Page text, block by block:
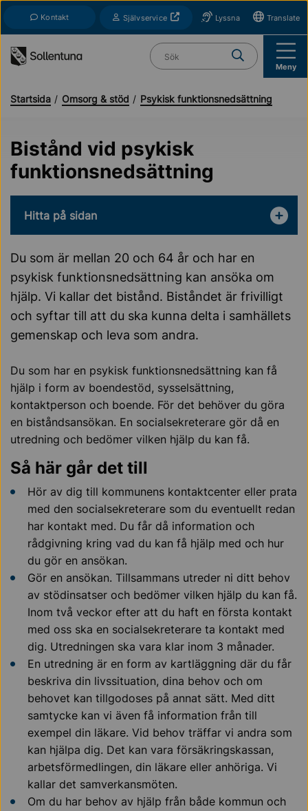
Kontakt SjälvserviceÖppnas i nytt fönsterLyssna Translate
Vad söker du?
Meny
Startsida Omsorg & stöd Psykisk funktionsnedsättning
Bistånd vid psykisk
funktionsnedsättning
Hitta på sidan
Du som är mellan 20 och 64 år och har en
psykisk funktionsnedsättning kan ansöka om
hjälp. Vi kallar det bistånd. Biståndet är frivilligt
och syftar till att du ska kunna delta i samhällets
gemenskap och leva som andra.
Du som har en psykisk funktionsnedsättning kan få
hjälp i form av boendestöd, sysselsättning,
kontaktperson och boende. För det behöver du göra
en biståndsansökan. En socialsekreterare gör då en
utredning och bedömer vilken hjälp du kan få.
Så här går det till
Hör av dig till kommunens kontaktcenter eller prata
med den socialsekreterare som du eventuellt redan
har kontakt med. Du får då information och
rådgivning kring vad du kan få hjälp med och hur
du gör en ansökan.
Gör en ansökan. Tillsammans utreder ni ditt behov
av stödinsatser och bedömer vilken hjälp du kan få.
Inom två veckor efter att du haft en första kontakt
med oss ska en socialsekreterare ta kontakt med
dig. Utredningen ska vara klar inom 3 månader.
En utredning är en form av kartläggning där du får
beskriva din livssituation, dina behov och om
behovet kan tillgodoses på annat sätt. Med ditt
samtycke kan vi även få information från till
exempel din läkare. Vid behov träffar vi andra som
kan hjälpa dig. Det kan vara försäkringskassan,
arbetsförmedlingen, din läkare eller anhöriga. Vi
kallar det samverkansmöten.
Om du har behov av hjälp från både kommun och